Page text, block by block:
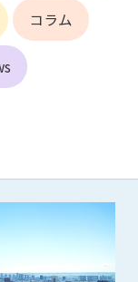
コラム
いものとしま
有権を侵害す
為